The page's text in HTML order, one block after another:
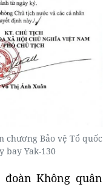
chương Bảo vệ Tổ quốc
bay Yak-130
Không quân